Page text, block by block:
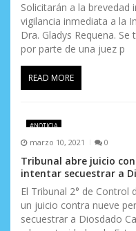
Solicitarán a la brevedad
vigilancia inmediata a la
Dra. Gladys Requena.
por parte de una juez p
READ MORE
#NOTICIA
marzo 10, 2021 0
Tribunal abre juicio
intentar secuestrar a
El Tribunal 2° de
un juicio contra nueve
secuestrar a Diosdado